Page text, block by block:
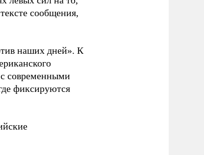
сообщения,
наших дней». К
современными
фиксируются